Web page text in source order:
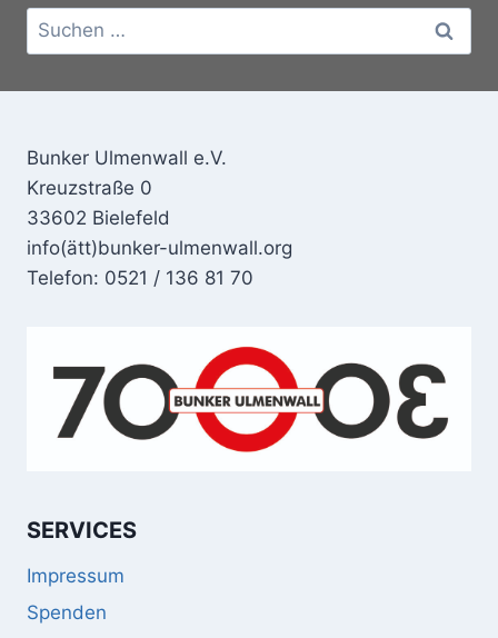
Suchen
nach:
Bunker Ulmenwall e.V.
Kreuzstraße 0
33602 Bielefeld
info(ätt)bunker-ulmenwall.org
Telefon: 0521 / 136 81 70
SERVICES
Impressum
Spenden